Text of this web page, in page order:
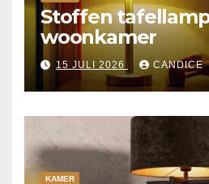
Stoffen
woonkamer
15 JULI 2026 CANDICE
KAMER